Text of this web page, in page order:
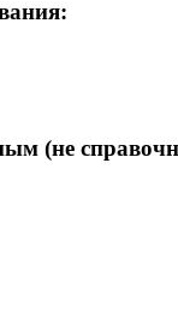
(не